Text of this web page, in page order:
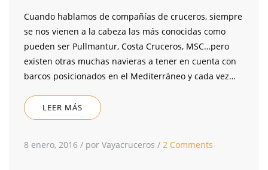
Cuando hablamos de compañías de cruceros, siempre
se nos vienen a la cabeza las más conocidas como
pueden ser Pullmantur, Costa Cruceros, MSC…pero
existen otras muchas navieras a tener en cuenta con
barcos posicionados en el Mediterráneo y cada vez…
LEER MÁS
8 enero, 2016 / por Vayacruceros / 2 Comments